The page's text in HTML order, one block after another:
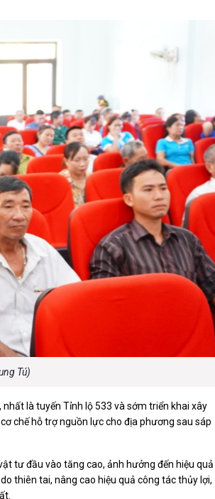
Tú)
là tuyến Tỉnh lộ 533 và sớm triển khai xây
chế hỗ trợ nguồn lực cho địa phương sau sáp
tư đầu vào tăng cao, ảnh hưởng đến hiệu quả
thiên tai, nâng cao hiệu quả công tác thủy lợi,